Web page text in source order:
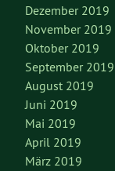
Dezember 2019
November 2019
Oktober 2019
September 2019
August 2019
Juni 2019
Mai 2019
April 2019
März 2019